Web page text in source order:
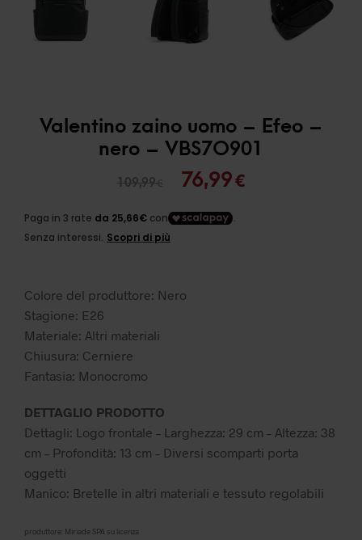
Valentino zaino uomo – Efeo –
nero – VBS7O901
109,99€
Il
originale
76,99€Il
Colore del produttore: Nero
Stagione: E26
Materiale: Altri materiali
Chiusura: Cerniere
Fantasia: Monocromo
DETTAGLIO PRODOTTO
Dettagli: Logo frontale – Larghezza: 29 cm – Altezza: 38
cm – Profondità: 13 cm – Diversi scomparti porta
oggetti
Manico: Bretelle in altri materiali e tessuto regolabili
produttore: Miriade SPA su licenza